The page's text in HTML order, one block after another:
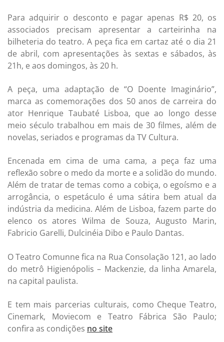
Para adquirir o desconto e pagar apenas R$ 20, os
associados precisam apresentar a carteirinha na
bilheteria do teatro. A peça fica em cartaz até o dia 21
de abril, com apresentações às sextas e sábados, às
21h, e aos domingos, às 20 h.
A peça, uma adaptação de “O Doente Imaginário”,
marca as comemorações dos 50 anos de carreira do
ator Henrique Taubaté Lisboa, que ao longo desse
meio século trabalhou em mais de 30 filmes, além de
novelas, seriados e programas da TV Cultura.
Encenada em cima de uma cama, a peça faz uma
reflexão sobre o medo da morte e a solidão do mundo.
Além de tratar de temas como a cobiça, o egoísmo e a
arrogância, o espetáculo é uma sátira bem atual da
indústria da medicina. Além de Lisboa, fazem parte do
elenco os atores Wilma de Souza, Augusto Marin,
Fabricio Garelli, Dulcinéia Dibo e Paulo Dantas.
O Teatro Comunne fica na Rua Consolação 121, ao lado
do metrô Higienópolis – Mackenzie, da linha Amarela,
na capital paulista.
E tem mais parcerias culturais, como Cheque Teatro,
Cinemark, Moviecom e Teatro Fábrica São Paulo;
confira as condições no site